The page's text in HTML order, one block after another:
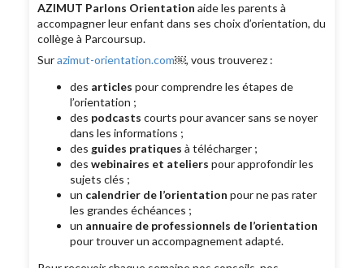
AZIMUT Parlons Orientation aide les parents à
accompagner leur enfant dans ses choix d’orientation, du
collège à Parcoursup.
Surazimut-orientation.com￼, vous trouverez :
des articles pour comprendre les étapes de
l’orientation ;
des podcasts courts pour avancer sans se noyer
dans les informations ;
des guides pratiques à télécharger ;
deswebinaires et ateliers pour approfondir les
sujets clés ;
un calendrier de l’orientation pour ne pas rater
les grandes échéances ;
un annuaire de professionnels de l’orientation
pour trouver un accompagnement adapté.